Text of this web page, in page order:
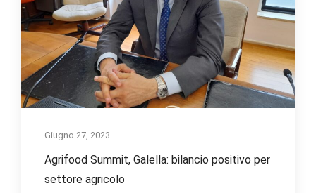
Giugno 27, 2023
Agrifood Summit, Galella: bilancio positivo per
settore agricolo